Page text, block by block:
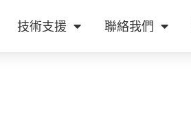
技術支援 聯絡我們